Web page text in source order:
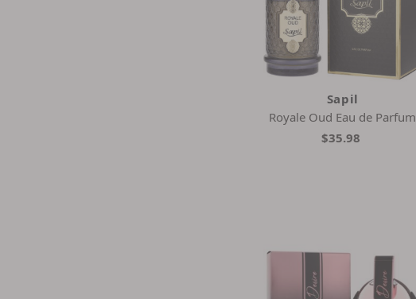
Sapil
Royale Oud Eau de Parfum
$35.98